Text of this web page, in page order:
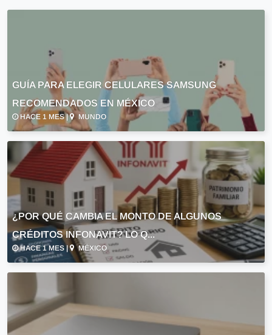
GUÍA PARA ELEGIR CELULARES SAMSUNG
RECOMENDADOS EN MÉXICO
HACE 1 MES | MUNDO
¿POR QUÉ CAMBIA EL MONTO DE ALGUNOS
CRÉDITOS INFONAVIT? LO Q...
HACE 1 MES | MÉXICO